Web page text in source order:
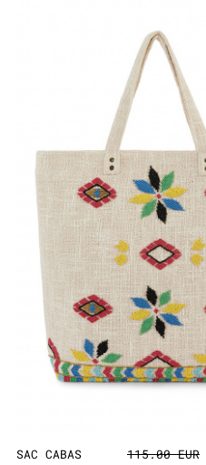
SAC CABAS
115.00 EUR